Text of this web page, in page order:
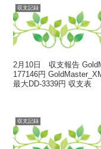
収支記録
2月10日 収支報告
177146円
最大DD-3339円 収支表
収支記録